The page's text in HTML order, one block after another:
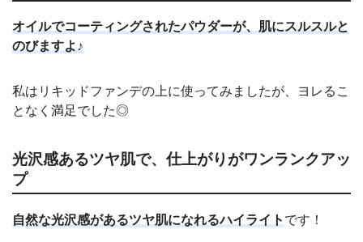
オイルでコーティングされたパウダーが、肌にスルスルと
のびますよ♪
私はリキッドファンデの上に使ってみましたが、ヨレるこ
となく満足でした◎
光沢感あるツヤ肌で、仕上がりがワンランクアッ
プ
自然な光沢感があるツヤ肌になれるハイライト です！